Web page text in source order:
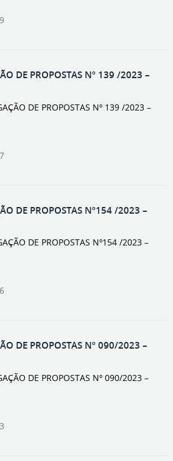
DE PROPOSTAS Nº 139 /2023 –
DE PROPOSTAS Nº 139 /2023 –
DE PROPOSTAS Nº154 /2023 –
DE PROPOSTAS Nº154 /2023 –
DE PROPOSTAS Nº 090/2023 –
DE PROPOSTAS Nº 090/2023 –